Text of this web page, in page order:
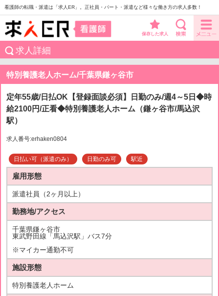
看護師の転職・派遣は「求人ER」。正社員・パート・派遣など様々な働き方の求人多数！
保存した求人
求人詳細
特別養護老人ホーム/千葉県鎌ヶ谷市
定年55歳/日払OK【登録面談必須】日勤のみ/週4～5日◆時
給2100円/正看◆特別養護老人ホーム（鎌ヶ谷市/馬込沢
駅）
求人番号:erhaken0804
日払い可（派遣のみ） 日勤のみ可 駅近
雇用形態
派遣社員（2ヶ月以上）
勤務地/アクセス
千葉県鎌ヶ谷市
東武野田線「馬込沢駅」バス7分
※マイカー通勤不可
施設形態
特別養護老人ホーム